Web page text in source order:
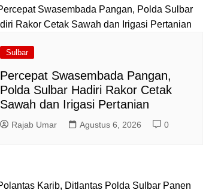
Sulbar
Percepat Swasembada Pangan,
Polda Sulbar Hadiri Rakor Cetak
Sawah dan Irigasi Pertanian
Rajab Umar Agustus 6, 2026 0